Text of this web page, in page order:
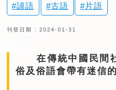
諺語 古語 片語
刊登日期 : 2024-01-31
在傳統中國民間社
俗及俗語會帶有迷信的